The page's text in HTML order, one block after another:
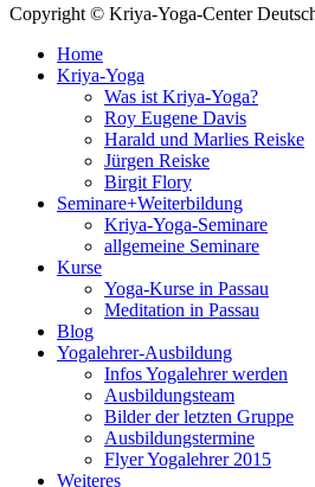
Copyright © Kriya-Yoga-Center
Home
Kriya-Yoga
Was ist Kriya-Yoga?
Roy Eugene Davis
Harald und Marlies Reiske
Jürgen Reiske
Birgit Flory
Seminare+Weiterbildung
Kriya-Yoga-Seminare
allgemeine Seminare
Kurse
Yoga-Kurse in Passau
Meditation in Passau
Blog
Yogalehrer-Ausbildung
Infos Yogalehrer werden
Ausbildungsteam
Bilder der letzten Gruppe
Ausbildungstermine
Flyer Yogalehrer 2015
Weiteres